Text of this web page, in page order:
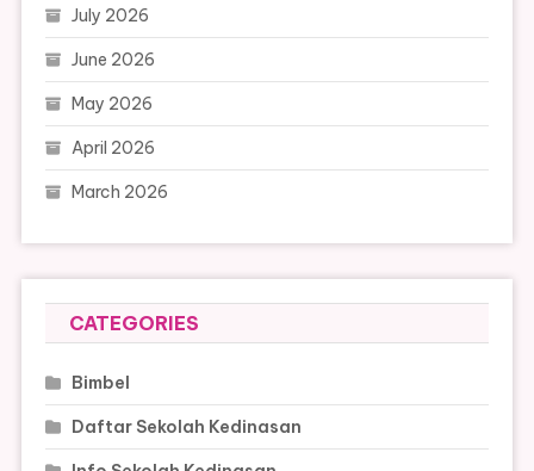
July 2026
June 2026
May 2026
April 2026
March 2026
CATEGORIES
Bimbel
Daftar Sekolah Kedinasan